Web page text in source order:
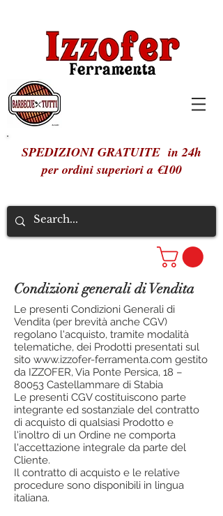
SPEDIZIONI GRATUITE in 24h
per ordini superiori a €100
Condizioni generali di Vendita
Le presenti Condizioni Generali di
Vendita (per brevità anche CGV)
regolano l'acquisto, tramite modalità
telematiche, dei Prodotti presentati sul
sito www.izzofer-ferramenta.com gestito
da IZZOFER, Via Ponte Persica, 18 –
80053 Castellammare di Stabia
Le presenti CGV costituiscono parte
integrante ed sostanziale del contratto
di acquisto di qualsiasi Prodotto e
l'inoltro di un Ordine ne comporta
l'accettazione integrale da parte del
Cliente.
Il contratto di acquisto e le relative
procedure sono disponibili in lingua
italiana.